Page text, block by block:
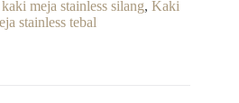
kaki meja stainless silang, Kaki
stainless tebal